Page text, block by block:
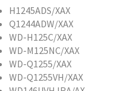
H1245ADS/XAX
Q1244ADW/XAX
WD-H125C/XAX
WD-M125NC/XAX
WD-Q1255/XAX
WD-Q1255VH/XAX